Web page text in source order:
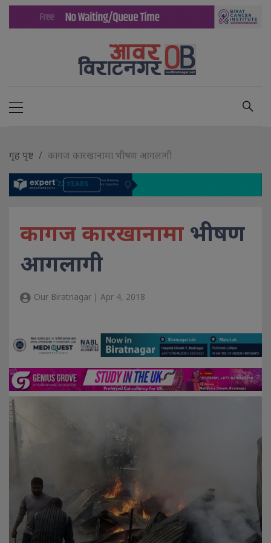
गृह पृष्ट कागज कारखानामा भीषण आगलागी
कागज कारखानामा भीषण
आगलागी
Our Biratnagar | Apr 4, 2018